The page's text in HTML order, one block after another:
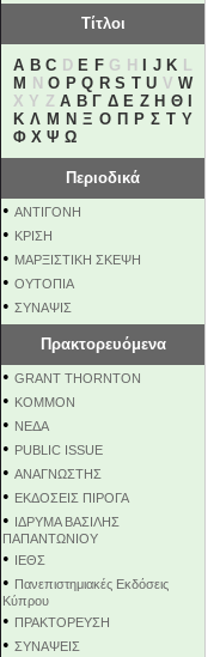
Τίτλοι
A B C D E FG H J K L
M
N O P Q R S T U V W
X Y ZΑ Β Γ Δ Ε Ζ Η Θ
Κ Λ Μ Ν Ξ Ο Π Ρ Σ Τ Υ
Φ Χ Ψ Ω
Περιοδικά
• ΑΝΤΙΓΟΝΗ
• ΚΡΙΣΗ
• ΜΑΡΞΙΣΤΙΚΗ ΣΚΕΨΗ
• ΟΥΤΟΠΙΑ
• ΣΥΝΑΨΙΣ
Πρακτορευόμενα
• GRANT THORNTON
• KOMMON
• NEΔΑ
• PUBLIC ISSUE
• ΑΝΑΓΝΩΣΤΗΣ
• ΕΚΔΟΣΕΙΣ ΠΙΡΟΓΑ
• ΙΔΡΥΜΑ ΒΑΣΙΛΗΣ
ΠΑΠΑΝΤΩΝΙΟΥ
• ΙΕΘΣ
• Πανεπιστημιακές Εκδόσεις
Κύπρου
• ΠΡΑΚΤΟΡΕΥΣΗ
• ΣΥΝΑΨΕΙΣ